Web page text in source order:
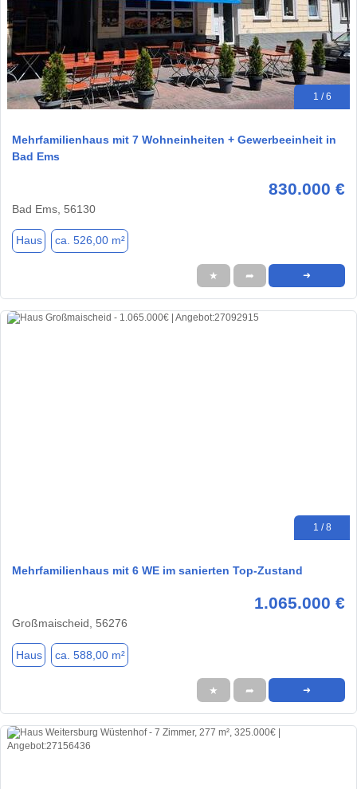
1 / 6
Mehrfamilienhaus mit 7 Wohneinheiten + Gewerbeeinheit in
Bad Ems
830.000 €
Bad Ems, 56130
Haus ca. 526,00 m²
★ ➦ ➜
1 / 8
Mehrfamilienhaus mit 6 WE im sanierten Top-Zustand
1.065.000 €
Großmaischeid, 56276
Haus ca. 588,00 m²
★ ➦ ➜